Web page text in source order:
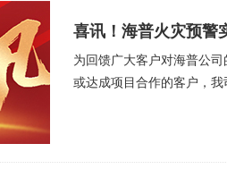
喜讯！海普火灾预警
为回馈广大客户对海普公
或达成项目合作的客户，我